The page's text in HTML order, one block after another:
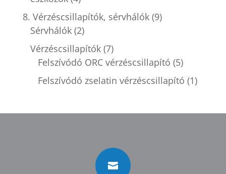
8. Vérzéscsillapítók, sérvhálók (9)
Sérvhálók (2)
Vérzéscsillapítók (7)
Felszívódó ORC vérzéscsillapító (5)
Felszívódó zselatin vérzéscsillapító (1)
